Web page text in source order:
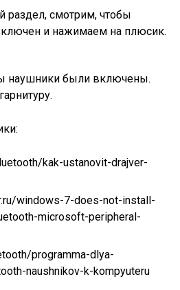
раздел, смотрим, чтобы
и нажимаем на плюсик.
наушники были включены.
kak-ustanovit-drajver-
windows-7-does-not-install-
microsoft-peripheral-
programma-dlya-
naushnikov-k-kompyuteru